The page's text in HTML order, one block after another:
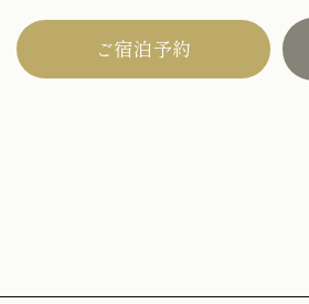
ご宿泊予約ご宿泊予約